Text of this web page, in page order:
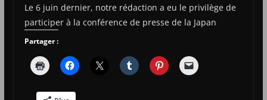
Le 6 juin dernier, notre rédaction a eu le privilège de
participer à la conférence de presse de la Japan
Partager :